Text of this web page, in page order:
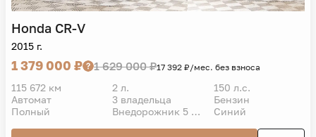
Honda CR-V
2015 г.
1 379 000 ₽ 1 629 000 ₽17 392 ₽/мес. без взноса
115 672 км 2 л.
150 л.с.
Автомат
3 владельца
Бензин
Полный
Внедорожник 5 дв. Синий